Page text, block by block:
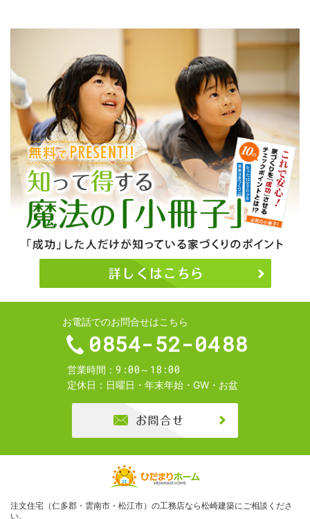
お電話でのお問合せはこちら
0854-52-0488
営業時間 9:00～18:00
定休日 日曜日・年末年始・GW・お盆
注文住宅（仁多郡・雲南市・松江市）の工務店なら松崎建築にご相談くださ
い。